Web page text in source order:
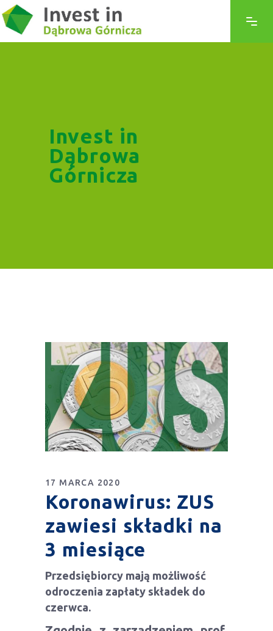
Invest in
Dąbrowa
Górnicza
17 MARCA 2020
Koronawirus: ZUS
zawiesi składki na
3 miesiące
Przedsiębiorcy mają możliwość
odroczenia zapłaty składek do
czerwca.